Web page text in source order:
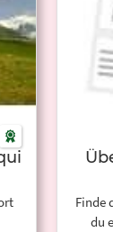
Finde
du